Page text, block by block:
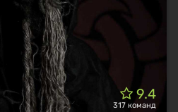
9.4
317 команд